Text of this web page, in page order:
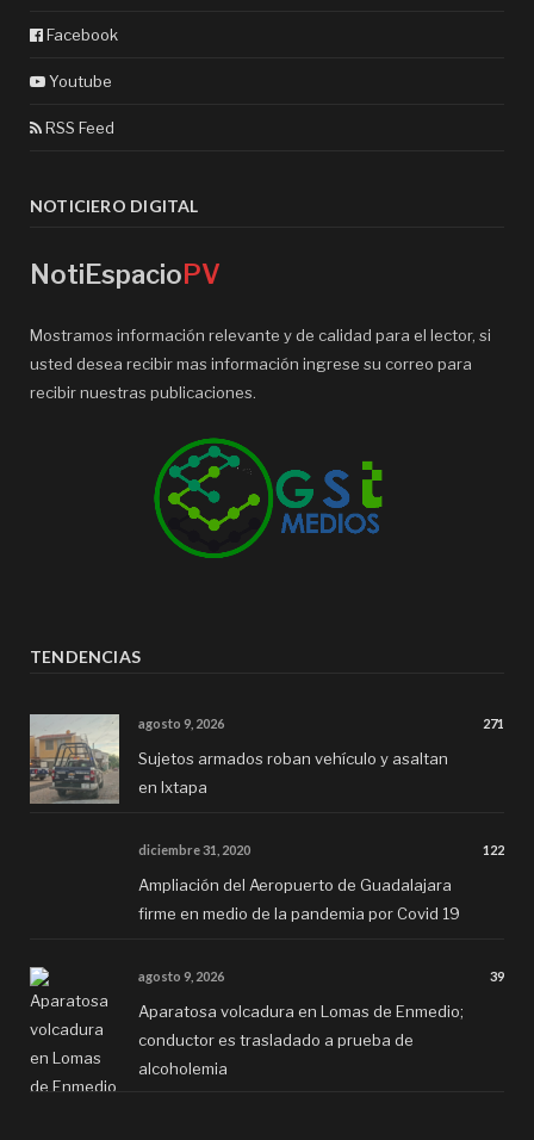
Facebook
Youtube
RSS Feed
NOTICIERO DIGITAL
NotiEspacioPV
Mostramos información relevante y de calidad para el lector, si
usted desea recibir mas información ingrese su correo para
recibir nuestras publicaciones.
TENDENCIAS
agosto 9, 2026 271
Sujetos armados roban vehículo y asaltan
en Ixtapa
diciembre 31, 2020 122
Ampliación del Aeropuerto de Guadalajara
firme en medio de la pandemia por Covid 19
agosto 9, 2026 39
Aparatosa volcadura en Lomas de Enmedio;
conductor es trasladado a prueba de
alcoholemia